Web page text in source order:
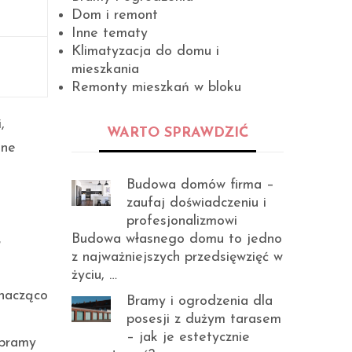
Dom i remont
Inne tematy
Klimatyzacja do domu i
mieszkania
Remonty mieszkań w bloku
WARTO SPRAWDZIĆ
Budowa domów firma –
zaufaj doświadczeniu i
profesjonalizmowi
Budowa własnego domu to jedno
z najważniejszych przedsięwzięć w
życiu, …
Bramy i ogrodzenia dla
posesji z dużym tarasem
– jak je estetycznie